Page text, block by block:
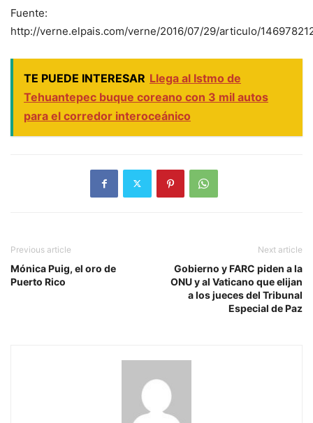
Fuente:
http://verne.elpais.com/verne/2016/07/29/articulo/
TE PUEDE INTERESAR Llega al Istmo de
Tehuantepec buque coreano con 3 mil autos
para el corredor interoceánico
Previous article
Mónica Puig, el oro de
Puerto Rico
Next article
Gobierno y FARC piden a la
ONU y al Vaticano que elijan
a los jueces del Tribunal
Especial de Paz